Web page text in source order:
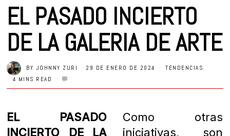
EL PASADO INCIERTO
DE LA GALERIA DE ARTE
BY JOHNNY ZURI 29 DE ENERO DE 2024
TENDENCIAS
4 MINS READ
EL PASADO
INCIERTO DE LA
Como otras
iniciativas, son